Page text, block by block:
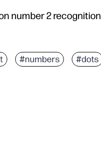
number 2 recognition
#numbers #dots